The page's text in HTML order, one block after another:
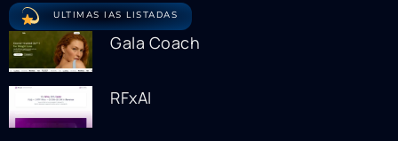
ULTIMAS IAS LISTADAS
Gala Coach
RFxAI